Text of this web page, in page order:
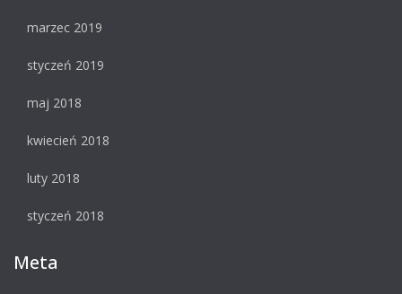
marzec 2019
styczeń 2019
maj 2018
kwiecień 2018
luty 2018
styczeń 2018
Meta